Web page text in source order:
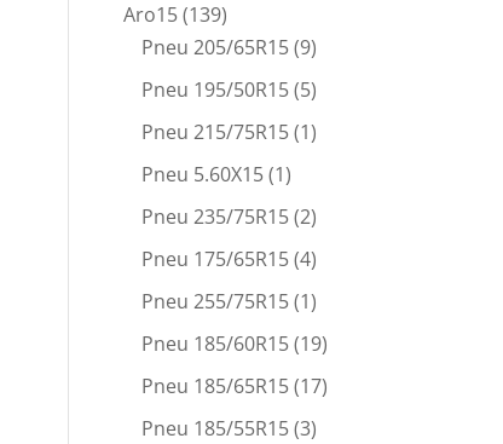
Aro15(139)
Pneu 205/65R15(9)
Pneu 195/50R15(5)
Pneu 215/75R15(1)
Pneu 5.60X15(1)
Pneu 235/75R15(2)
Pneu 175/65R15(4)
Pneu 255/75R15(1)
Pneu 185/60R15(19)
Pneu 185/65R15(17)
Pneu 185/55R15(3)